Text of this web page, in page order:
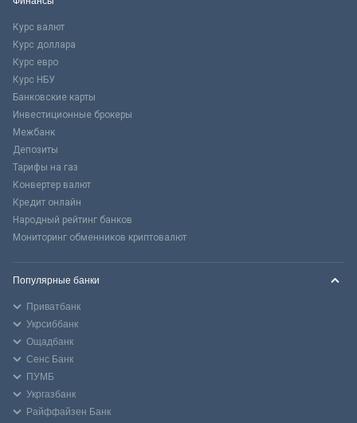
Курс валют
Курс доллара
Курс евро
Курс НБУ
Банковские карты
Инвестиционные брокеры
Межбанк
Депозиты
Тарифы на газ
Конвертер валют
Кредит онлайн
Народный рейтинг банков
Мониторинг обменников криптовалют
Популярные банки
Приватбанк
Укрсиббанк
Ощадбанк
Сенс Банк
ПУМБ
Укргазбанк
Райффайзен Банк